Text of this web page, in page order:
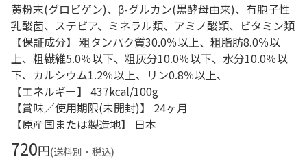
黄粉末(グロビゲン)、β-グルカン(黒酵母由来)、有胞子性
乳酸菌、ステビア、ミネラル類、アミノ酸類、ビタミン類
【保証成分】 粗タンパク質30.0％以上、粗脂肪8.0％以
上、粗繊維5.0％以下、粗灰分10.0％以下、水分10.0％以
下、カルシウム1.2％以上、リン0.8％以上、
【エネルギー】 437kcal/100g
【賞味／使用期限(未開封)】 24ヶ月
【原産国または製造地】 日本
720円(送料別・税込)